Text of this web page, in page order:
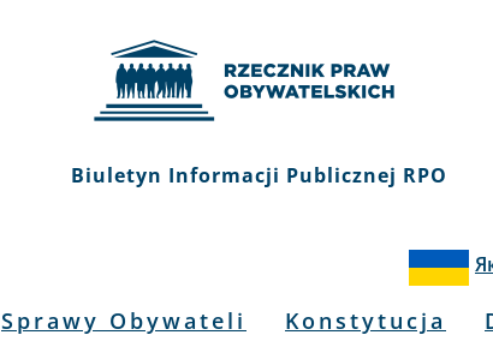
Biuletyn Informacji Publicznej RPO
Sprawy Obywateli Konstytucja